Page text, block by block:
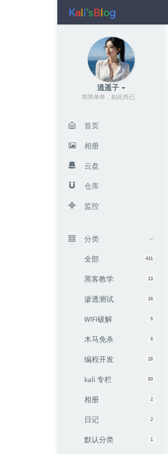
逍遥子
简简单单，如此而已。
首页
相册
云盘
仓库
监控
分类
431
全部
13
黑客教学
16
渗透测试
5
WIFI破解
6
木马免杀
28
编程开发
50
kali 专栏
2
相册
2
日记
1
默认分类